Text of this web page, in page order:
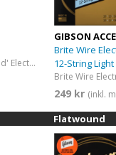
11-50 Brite Wire 'Reinforced' Electric Guitar Strings Medium
GIBSON
Brite Wire
12-String
249 kr (inkl.
Flatwound